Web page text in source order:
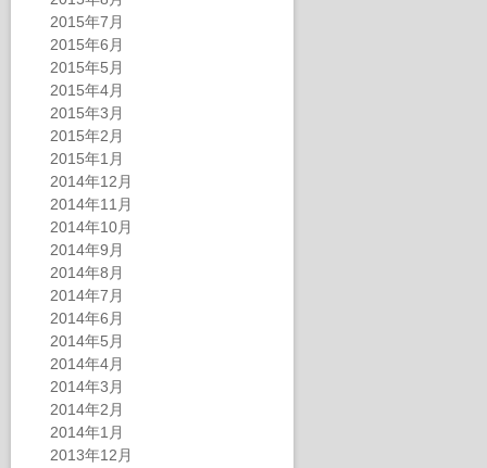
2015年7月
2015年6月
2015年5月
2015年4月
2015年3月
2015年2月
2015年1月
2014年12月
2014年11月
2014年10月
2014年9月
2014年8月
2014年7月
2014年6月
2014年5月
2014年4月
2014年3月
2014年2月
2014年1月
2013年12月